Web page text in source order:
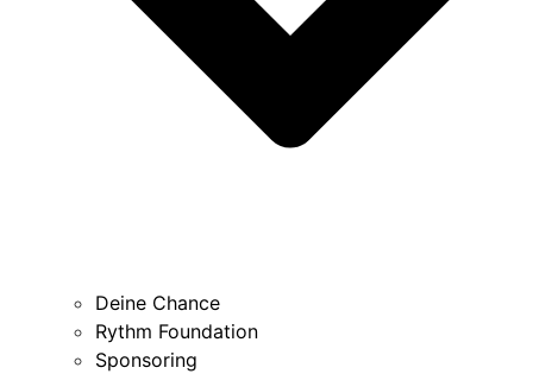
Deine Chance
Rythm Foundation
Sponsoring